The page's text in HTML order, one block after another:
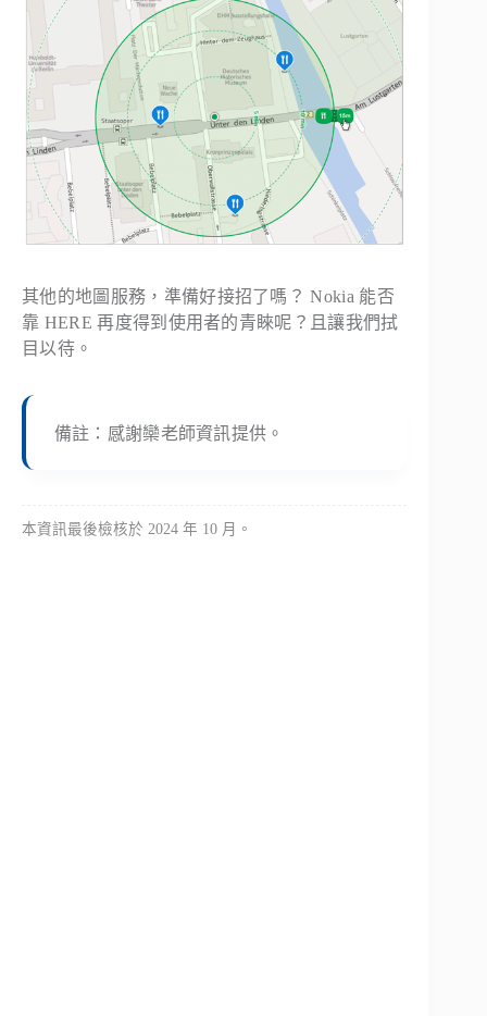
其他的地圖服務，準備好接招了嗎？ Nokia 能否
靠 HERE 再度得到使用者的青睞呢？且讓我們拭
目以待。
備註：感謝欒老師資訊提供。
本資訊最後檢核於 2024 年 10 月。